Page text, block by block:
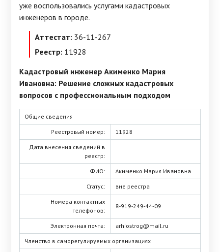
уже воспользовались услугами кадастровых
инженеров в городе.
Аттестат: 36-11-267
Реестр: 11928
Кадастровый инженер Акименко Мария
Ивановна: Решение сложных кадастровых
вопросов с профессиональным подходом
Общие сведения
Реестровый номер: 11928
Дата внесения сведений в
реестр:
ФИО: Акименко Мария Ивановна
Статус: вне реестра
Номера контактных
телефонов:
8-919-249-44-09
Электронная почта: arhiostrog@mail.ru
Членство в саморегулируемых организациях